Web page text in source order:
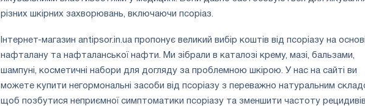
різних шкірних захворювань, включаючи псоріаз.
Інтернет-магазин antipsor.in.ua пропонує великий вибір коштів від псоріазу на основі
нафталану та нафталанської нафти. Ми зібрали в каталозі крему, мазі, бальзами,
шампуні, косметичні набори для догляду за проблемною шкірою. У нас на сайті ви
можете купити негормональні засоби від псоріазу з переважно натуральним
щоб позбутися неприємної симптоматики псоріазу та зменшити частоту